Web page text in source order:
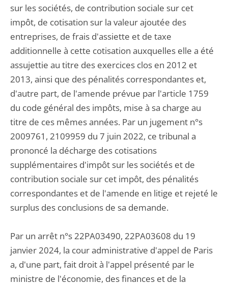
sur les sociétés, de contribution sociale sur cet
impôt, de cotisation sur la valeur ajoutée des
entreprises, de frais d'assiette et de taxe
additionnelle à cette cotisation auxquelles elle a été
assujettie au titre des exercices clos en 2012 et
2013, ainsi que des pénalités correspondantes et,
d'autre part, de l'amende prévue par l'article 1759
du code général des impôts, mise à sa charge au
titre de ces mêmes années. Par un jugement n°s
2009761, 2109959 du 7 juin 2022, ce tribunal a
prononcé la décharge des cotisations
supplémentaires d'impôt sur les sociétés et de
contribution sociale sur cet impôt, des pénalités
correspondantes et de l'amende en litige et rejeté le
surplus des conclusions de sa demande.
Par un arrêt n°s 22PA03490, 22PA03608 du 19
janvier 2024, la cour administrative d'appel de Paris
a, d'une part, fait droit à l'appel présenté par le
ministre de l'économie, des finances et de la